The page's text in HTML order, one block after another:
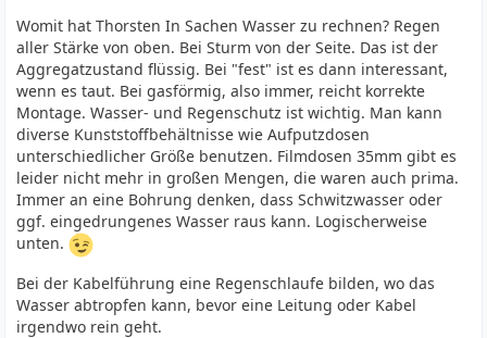
Womit hat Thorsten In Sachen Wasser zu rechnen? Regen
aller Stärke von oben. Bei Sturm von der Seite. Das ist der
Aggregatzustand flüssig. Bei "fest" ist es dann interessant,
wenn es taut. Bei gasförmig, also immer, reicht korrekte
Montage. Wasser- und Regenschutz ist wichtig. Man kann
diverse Kunststoffbehältnisse wie Aufputzdosen
unterschiedlicher Größe benutzen. Filmdosen 35mm gibt es
leider nicht mehr in großen Mengen, die waren auch prima.
Immer an eine Bohrung denken, dass Schwitzwasser oder
ggf. eingedrungenes Wasser raus kann. Logischerweise
unten.
Bei der Kabelführung eine Regenschlaufe bilden, wo das
Wasser abtropfen kann, bevor eine Leitung oder Kabel
irgendwo rein geht.